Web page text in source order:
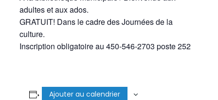
adultes et aux ados.
GRATUIT! Dans le cadre des Journées de la
culture.
Inscription obligatoire au 450-546-2703 poste 252
Ajouter au calendrier